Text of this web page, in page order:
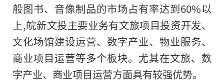
般图书、音像制品的市场占有率达到60%以
上,皖新文投主要业务有文旅项目投资开发、
文化场馆建设运营、数字产业、物业服务、
商业项目运营等多个板块。尤其在文旅、数
字产业、商业项目运营方面具有较强优势。